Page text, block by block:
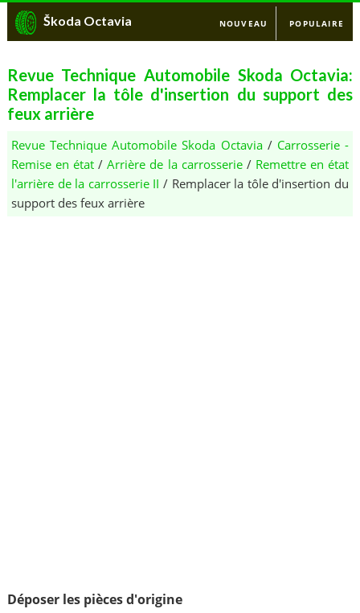
Škoda Octavia NOUVEAU POPULAIRE
Revue Technique Automobile Skoda Octavia:
Remplacer la tôle d'insertion du support des
feux arrière
Revue Technique Automobile Skoda Octavia/ Carrosserie -
Remise en état /Arrière de la carrosserie/ Remettre en état
l'arrière de la carrosserie II / Remplacer la tôle d'insertion du
support des feux arrière
Déposer les pièces d'origine